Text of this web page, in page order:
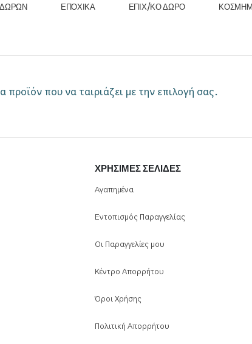
ΔΏΡΩΝ ΕΠΟΧΙΚΆ ΕΠΙΧ/ΚΟ ΔΏΡΟ
προϊόν που να ταιριάζει με την επιλογή σας.
ΧΡΉΣΙΜΕΣ ΣΕΛΊΔΕΣ
Αγαπημένα
Εντοπισμός Παραγγελίας
Οι Παραγγελίες μου
Κέντρο Απορρήτου
Όροι Χρήσης
Πολιτική Απορρήτου